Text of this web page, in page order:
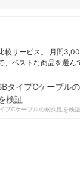
較サービス。 月間
ベストな商品を選
プCケーブルの耐久性を検証